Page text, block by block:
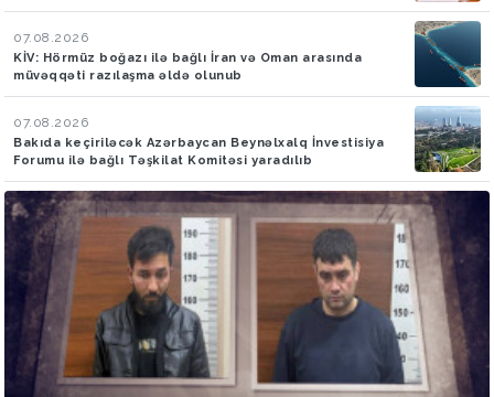
07.08.2026
KİV: Hörmüz boğazı ilə bağlı İran və Oman arasında
müvəqqəti razılaşma əldə olunub
07.08.2026
Bakıda keçiriləcək Azərbaycan Beynəlxalq İnvestisiya
Forumu ilə bağlı Təşkilat Komitəsi yaradılıb